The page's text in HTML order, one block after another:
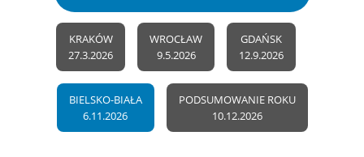
KRAKÓW
27.3.2026
WROCŁAW
9.5.2026
GDAŃSK
12.9.2026
BIELSKO-BIAŁA
6.11.2026
PODSUMOWANIE ROKU
10.12.2026